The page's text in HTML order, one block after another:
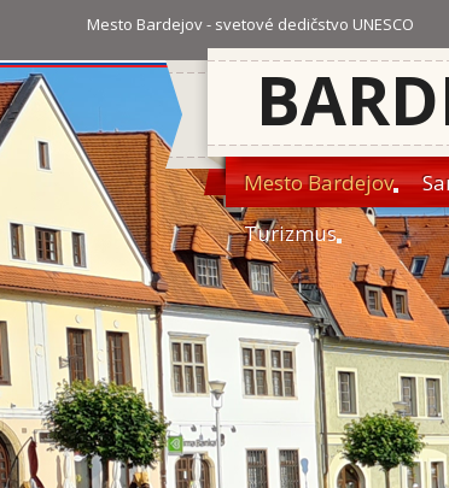
Mesto Bardejov - svetové dedičstvo UNESCO
Mesto Bardejov
Turizmus